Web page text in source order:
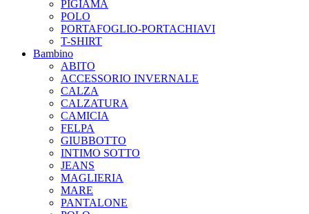
PIGIAMA
POLO
PORTAFOGLIO-PORTACHIAVI
T-SHIRT
Bambino
ABITO
ACCESSORIO INVERNALE
CALZA
CALZATURA
CAMICIA
FELPA
GIUBBOTTO
INTIMO SOTTO
JEANS
MAGLIERIA
MARE
PANTALONE